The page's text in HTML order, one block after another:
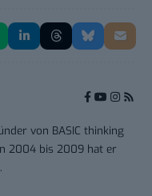
von BASIC thinking
2004 bis 2009 hat er